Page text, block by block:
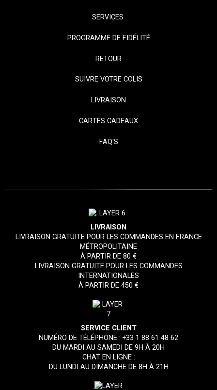
SERVICES
PROGRAMME DE FIDÉLITÉ
RETOUR
SUIVRE VOTRE COLIS
LIVRAISON
CARTES CADEAUX
FAQ'S
LIVRAISON
LIVRAISON GRATUITE POUR LES COMMANDES EN FRANCE
MÉTROPOLITAINE
À PARTIR DE 80 €
LIVRAISON GRATUITE POUR LES COMMANDES
INTERNATIONALES
À PARTIR DE 450 €
SERVICE CLIENT
NUMÉRO DE TÉLÉPHONE :+33 1 88 61 48 62
DU MARDI AU SAMEDI DE 9H À 20H
CHAT EN LIGNE :
DU LUNDI AU DIMANCHE DE 8H À 21H